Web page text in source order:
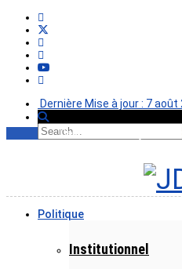
Dernière Mise à jour : 7 août
Dernière Mise à jour : 7
Politique
Institutionnel